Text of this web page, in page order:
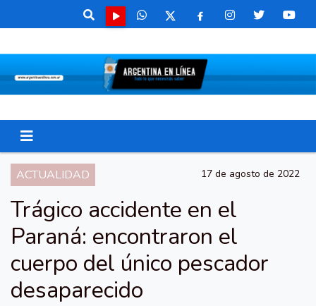
ACTUALIDAD 17 de agosto de 2022
Trágico accidente en el
Paraná: encontraron el
cuerpo del único pescador
desaparecido